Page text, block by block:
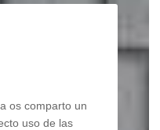
os comparto un
uso de las